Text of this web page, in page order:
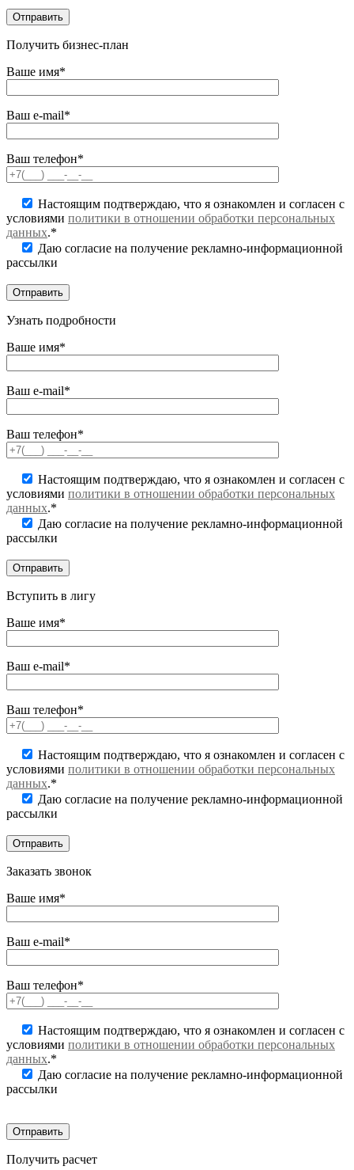
Получить бизнес-план
Ваше имя*
Ваш e-mail*
Ваш телефон*
Настоящим подтверждаю, что я ознакомлен и согласен с
условиями политики в отношении обработки персональных
данных.*
Даю согласие на получение рекламно-информационной
рассылки
Узнать подробности
Ваше имя*
Ваш e-mail*
Ваш телефон*
Настоящим подтверждаю, что я ознакомлен и согласен с
условиями политики в отношении обработки персональных
данных.*
Даю согласие на получение рекламно-информационной
рассылки
Вступить в лигу
Ваше имя*
Ваш e-mail*
Ваш телефон*
Настоящим подтверждаю, что я ознакомлен и согласен с
условиями политики в отношении обработки персональных
данных.*
Даю согласие на получение рекламно-информационной
рассылки
Заказать звонок
Ваше имя*
Ваш e-mail*
Ваш телефон*
Настоящим подтверждаю, что я ознакомлен и согласен с
условиями политики в отношении обработки персональных
данных.*
Даю согласие на получение рекламно-информационной
рассылки
Получить расчет